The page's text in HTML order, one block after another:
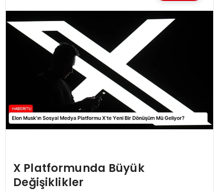
X Platformunda Büyük
Değişiklikler